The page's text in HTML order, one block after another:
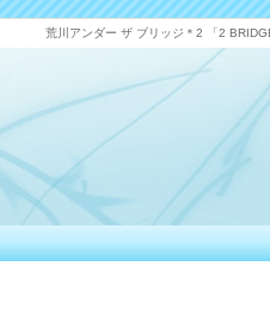
荒川アンダー ザ ブリッジ＊2 「2